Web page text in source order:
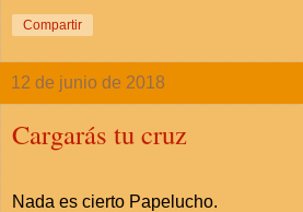
Compartir
12 de junio de 2018
Cargarás tu cruz
Nada es cierto Papelucho.